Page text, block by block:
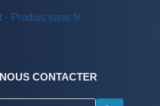
NOUS CONTACTER